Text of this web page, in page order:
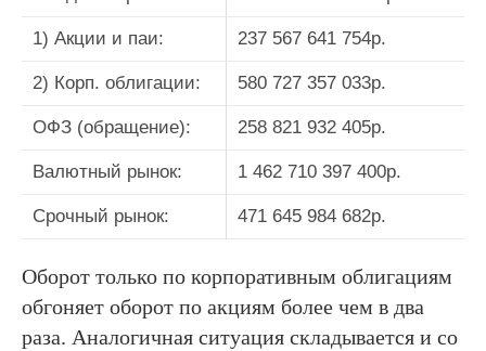
1) Акции и паи: 237 567 641 754р.
2) Корп. облигации: 580 727 357 033р.
ОФЗ (обращение): 258 821 932 405р.
Валютный рынок: 1 462 710 397 400р.
Срочный рынок: 471 645 984 682р.
Оборот только по корпоративным облигациям
обгоняет оборот по акциям более чем в два
раза. Аналогичная ситуация складывается и со